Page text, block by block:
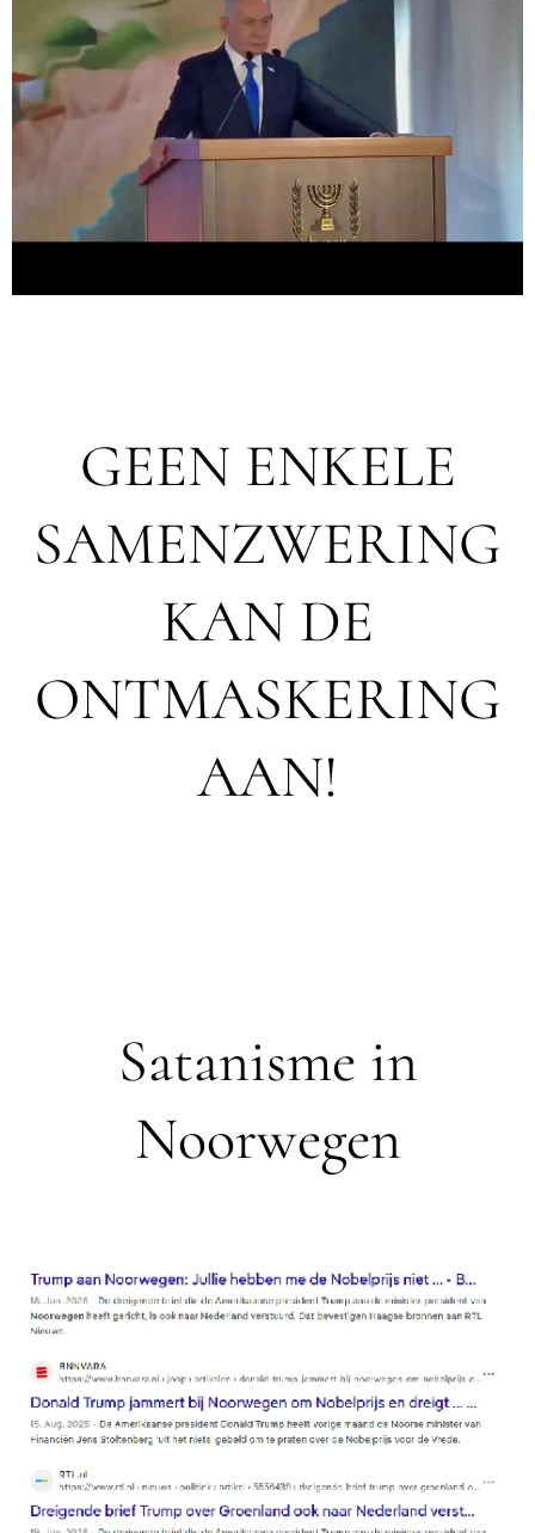
GEEN ENKELE
SAMENZWERING
KAN DE
ONTMASKERING
AAN!
Satanisme in
Noorwegen